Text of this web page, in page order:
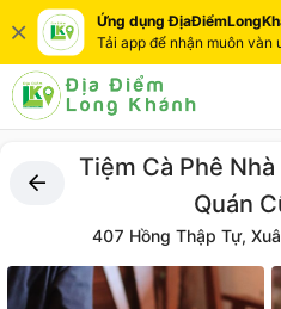
Ứng dụng
Tải app để nhận muôn vàn
Tiệm Cà Phê
Quán
407 Hồng Thập Tự,